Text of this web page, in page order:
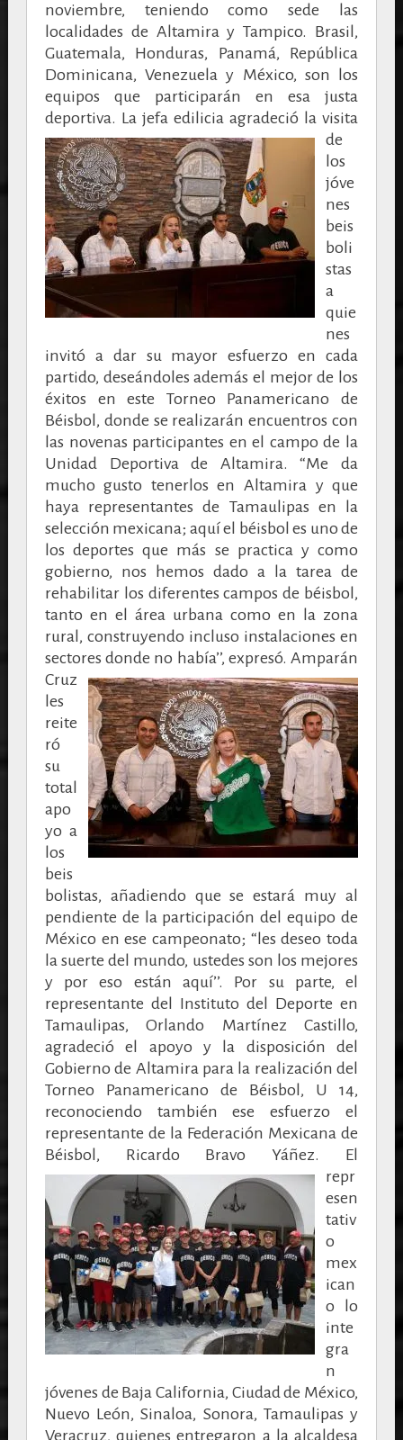
noviembre, teniendo como sede las
localidades de Altamira y Tampico. Brasil,
Guatemala, Honduras, Panamá, República
Dominicana, Venezuela y México, son los
equipos que participarán en esa justa
deportiva. La jefa edilicia agradeció la visita
de
los
jóve
nes
beis
boli
stas
a
quie
nes
invitó a dar su mayor esfuerzo en cada
partido, deseándoles además el mejor de los
éxitos en este Torneo Panamericano de
Béisbol, donde se realizarán encuentros con
las novenas participantes en el campo de la
Unidad Deportiva de Altamira.“Me da
mucho gusto tenerlos en Altamira y que
haya representantes de Tamaulipas en la
selección mexicana; aquí el béisbol es uno de
los deportes que más se practica y como
gobierno, nos hemos dado a la tarea de
rehabilitar los diferentes campos de béisbol,
tanto en el área urbana como en la zona
rural, construyendo incluso instalaciones en
sectores donde no había’’, expresó.Amparán
Cruz
les
reite
ró
su
total
apo
yo a
los
beis
bolistas, añadiendo que se estará muy al
pendiente de la participación del equipo de
México en ese campeonato; “les deseo toda
la suerte del mundo, ustedes son los mejores
y por eso están aquí’’. Por su parte, el
representante del Instituto del Deporte en
Tamaulipas, Orlando Martínez Castillo,
agradeció el apoyo y la disposición del
Gobierno de Altamira para la realización del
Torneo Panamericano de Béisbol, U 14,
reconociendo también ese esfuerzo el
representante de la Federación Mexicana de
Béisbol, Ricardo Bravo Yáñez.
El
repr
esen
tativ
o
mex
ican
o lo
inte
gra
n
jóvenes de Baja California, Ciudad de México,
Nuevo León, Sinaloa, Sonora, Tamaulipas y
Veracruz, quienes entregaron a la alcaldesa